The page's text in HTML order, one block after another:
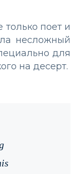
только поет и
несложный
для
на десерт.